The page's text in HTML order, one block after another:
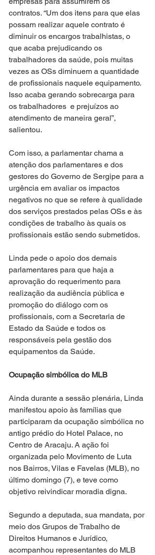
contratos. “Um dos itens para que elas
possam realizar aquele contrato é
diminuir os encargos trabalhistas, o
que acaba prejudicando os
trabalhadores da saúde, pois muitas
vezes as OSs diminuem a quantidade
de profissionais naquele equipamento.
Isso acaba gerando sobrecarga para
os trabalhadores  e prejuízos ao
atendimento de maneira geral”,
salientou.
Com isso, a parlamentar chama a
atenção dos parlamentares e dos
gestores do Governo de Sergipe para a
urgência em avaliar os impactos
negativos no que se refere à qualidade
dos serviços prestados pelas OSs e às
condições de trabalho às quais os
profissionais estão sendo submetidos.
Linda pede o apoio dos demais
parlamentares para que haja a
aprovação do requerimento para
realização da audiência pública e
promoção do diálogo com os
profissionais, com a Secretaria de
Estado da Saúde e todos os
responsáveis pela gestão dos
equipamentos da Saúde.
Ocupação simbólica do MLB
Ainda durante a sessão plenária, Linda
manifestou apoio às famílias que
participaram da ocupação simbólica no
antigo prédio do Hotel Palace, no
Centro de Aracaju. A ação foi
organizada pelo Movimento de Luta
nos Bairros, Vilas e Favelas (MLB), no
último domingo (7), e teve como
objetivo reivindicar moradia digna.
Segundo a deputada, sua mandata, por
meio dos Grupos de Trabalho de
Direitos Humanos e Jurídico,
acompanhou representantes do MLB